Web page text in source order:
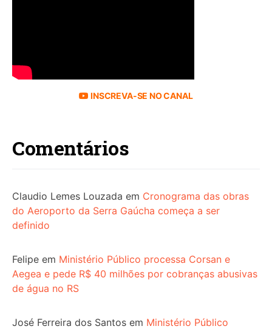
INSCREVA-SE NO CANAL
Comentários
Claudio Lemes Louzada em Cronograma das obras
do Aeroporto da Serra Gaúcha começa a ser
definido
Felipe em Ministério Público processa Corsan e
Aegea e pede R$ 40 milhões por cobranças abusivas
de água no RS
José Ferreira dos Santos em Ministério Público